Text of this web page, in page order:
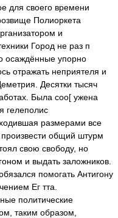
для своего времени
Полиоркета
и
Город не раз п
осаждённые упорно
отражать неприятеля и
Десятки тысяч
Была соо[ ужена
гелеполис
размерами все
общий штурм
свою свободу, но
и выдать заложников.
помогать Антигону
Ег тта.
политические
таким образом,